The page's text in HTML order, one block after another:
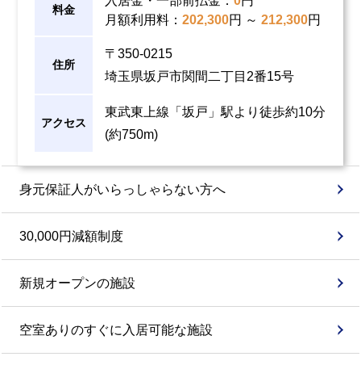
料金
月額利用料： 202,300円 ～ 212,300円
住所
〒350-0215
埼玉県坂戸市関間二丁目2番15号
アクセス
東武東上線「坂戸」駅より徒歩約10分
(約750m)
身元保証人がいらっしゃらない方へ
30,000円減額制度
新規オープンの施設
空室ありのすぐに入居可能な施設